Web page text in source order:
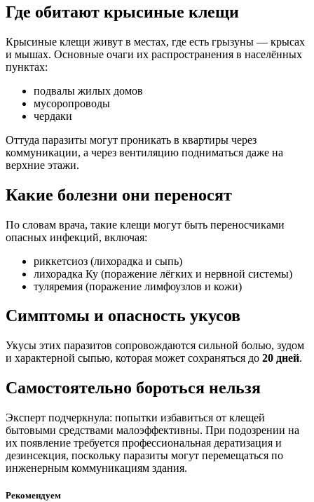
Где обитают крысиные клещи
Крысиные клещи живут в местах, где есть грызуны — крысах
и мышах. Основные очаги их распространения в населённых
пунктах:
подвалы жилых домов
мусоропроводы
чердаки
Оттуда паразиты могут проникать в квартиры через
коммуникации, а через вентиляцию подниматься даже на
верхние этажи.
Какие болезни они переносят
По словам врача, такие клещи могут быть переносчиками
опасных инфекций, включая:
риккетсиоз (лихорадка и сыпь)
лихорадка Ку (поражение лёгких и нервной системы)
туляремия (поражение лимфоузлов и кожи)
Симптомы и опасность укусов
Укусы этих паразитов сопровождаются сильной болью, зудом
и характерной сыпью, которая может сохраняться до 20 дней.
Самостоятельно бороться нельзя
Эксперт подчеркнула: попытки избавиться от клещей
бытовыми средствами малоэффективны. При подозрении на
их появление требуется профессиональная дератизация и
дезинсекция, поскольку паразиты могут перемещаться по
инженерным коммуникациям здания.
Рекомендуем